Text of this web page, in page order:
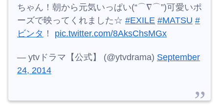
ちゃん！朝から元気いっぱい(“⌒∇⌒”)可愛いポ
ーズで映ってくれました☆ #EXILE #MATSU #
ビンタ ！ pic.twitter.com/8AksChsMGx
— ytvドラマ【公式】 (@ytvdrama) September
24, 2014